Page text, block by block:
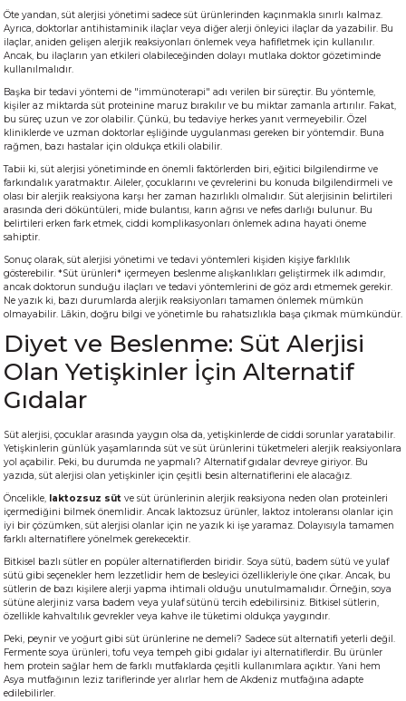
Öte yandan, süt alerjisi yönetimi sadece süt ürünlerinden kaçınmakla sınırlı kalmaz.
Ayrıca, doktorlar antihistaminik ilaçlar veya diğer alerji önleyici ilaçlar da yazabilir. Bu
ilaçlar, aniden gelişen alerjik reaksiyonları önlemek veya hafifletmek için kullanılır.
Ancak, bu ilaçların yan etkileri olabileceğinden dolayı mutlaka doktor gözetiminde
kullanılmalıdır.
Başka bir tedavi yöntemi de "immünoterapi" adı verilen bir süreçtir. Bu yöntemle,
kişiler az miktarda süt proteinine maruz bırakılır ve bu miktar zamanla artırılır. Fakat,
bu süreç uzun ve zor olabilir. Çünkü, bu tedaviye herkes yanıt vermeyebilir. Özel
kliniklerde ve uzman doktorlar eşliğinde uygulanması gereken bir yöntemdir. Buna
rağmen, bazı hastalar için oldukça etkili olabilir.
Tabii ki, süt alerjisi yönetiminde en önemli faktörlerden biri, eğitici bilgilendirme ve
farkındalık yaratmaktır. Aileler, çocuklarını ve çevrelerini bu konuda bilgilendirmeli ve
olası bir alerjik reaksiyona karşı her zaman hazırlıklı olmalıdır. Süt alerjisinin belirtileri
arasında deri döküntüleri, mide bulantısı, karın ağrısı ve nefes darlığı bulunur. Bu
belirtileri erken fark etmek, ciddi komplikasyonları önlemek adına hayati öneme
sahiptir.
Sonuç olarak, süt alerjisi yönetimi ve tedavi yöntemleri kişiden kişiye farklılık
gösterebilir. *Süt ürünleri* içermeyen beslenme alışkanlıkları geliştirmek ilk adımdır,
ancak doktorun sunduğu ilaçları ve tedavi yöntemlerini de göz ardı etmemek gerekir.
Ne yazık ki, bazı durumlarda alerjik reaksiyonları tamamen önlemek mümkün
olmayabilir. Lâkin, doğru bilgi ve yönetimle bu rahatsızlıkla başa çıkmak mümkündür.
Diyet ve Beslenme: Süt Alerjisi
Olan Yetişkinler İçin Alternatif
Gıdalar
Süt alerjisi, çocuklar arasında yaygın olsa da, yetişkinlerde de ciddi sorunlar yaratabilir.
Yetişkinlerin günlük yaşamlarında süt ve süt ürünlerini tüketmeleri alerjik reaksiyonlara
yol açabilir. Peki, bu durumda ne yapmalı? Alternatif gıdalar devreye giriyor. Bu
yazıda, süt alerjisi olan yetişkinler için çeşitli besin alternatiflerini ele alacağız.
Öncelikle, laktozsuz süt ve süt ürünlerinin alerjik reaksiyona neden olan proteinleri
içermediğini bilmek önemlidir. Ancak laktozsuz ürünler, laktoz intoleransı olanlar için
iyi bir çözümken, süt alerjisi olanlar için ne yazık ki işe yaramaz. Dolayısıyla tamamen
farklı alternatiflere yönelmek gerekecektir.
Bitkisel bazlı sütler en popüler alternatiflerden biridir. Soya sütü, badem sütü ve yulaf
sütü gibi seçenekler hem lezzetlidir hem de besleyici özellikleriyle öne çıkar. Ancak, bu
sütlerin de bazı kişilere alerji yapma ihtimali olduğu unutulmamalıdır. Örneğin, soya
sütüne alerjiniz varsa badem veya yulaf sütünü tercih edebilirsiniz. Bitkisel sütlerin,
özellikle kahvaltılık gevrekler veya kahve ile tüketimi oldukça yaygındır.
Peki, peynir ve yoğurt gibi süt ürünlerine ne demeli? Sadece süt alternatifi yeterli değil.
Fermente soya ürünleri, tofu veya tempeh gibi gıdalar iyi alternatiflerdir. Bu ürünler
hem protein sağlar hem de farklı mutfaklarda çeşitli kullanımlara açıktır. Yani hem
Asya mutfağının leziz tariflerinde yer alırlar hem de Akdeniz mutfağına adapte
edilebilirler.